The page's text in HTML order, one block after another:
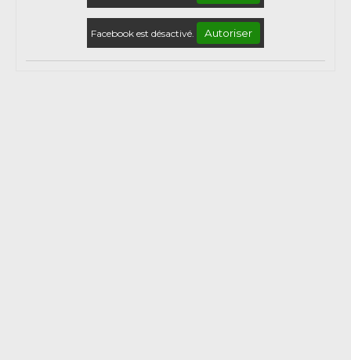
Facebook est désactivé. Autoriser